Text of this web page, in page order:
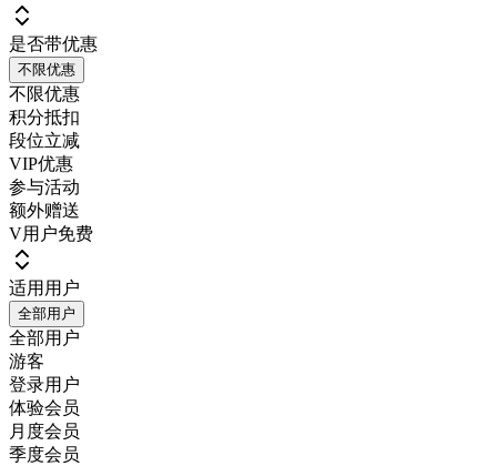
是否带优惠
不限优惠
不限优惠
积分抵扣
段位立减
VIP优惠
参与活动
额外赠送
V用户免费
适用用户
全部用户
全部用户
游客
登录用户
体验会员
月度会员
季度会员